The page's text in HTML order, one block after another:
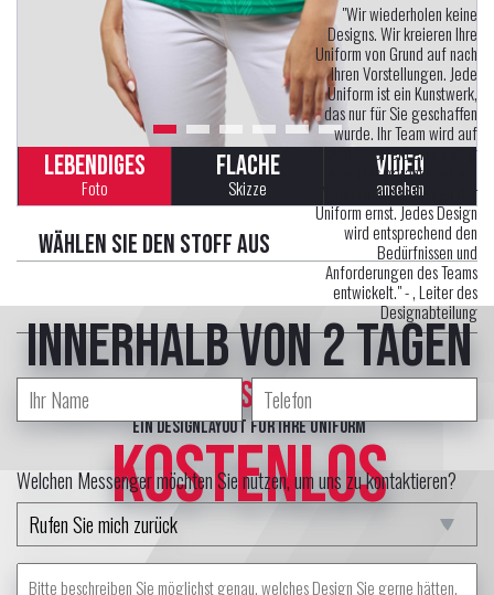
LEBENDIGES
Foto
FLACHE
Skizze
VIDEO
ansehen
Wählen Sie den Stoff aus
"Wir wiederholen keine
Designs. Wir kreieren Ihre
Uniform von Grund auf nach
Ihren Vorstellungen. Jede
Uniform ist ein Kunstwerk,
das nur für Sie geschaffen
wurde. Ihr Team wird auf
dem Spielfeld einzigartig
sein. Das garantieren wir!
Wir nehmen das Design der
Uniform ernst. Jedes Design
wird entsprechend den
Bedürfnissen und
Anforderungen des Teams
entwickelt." -, Leiter des
Designabteilung
innerhalb von 2 Tagen
erstellt professional Designer
ein Designlayout für Ihre Uniform
KOSTENLOS
Welchen Messenger möchten Sie nutzen, um uns zu kontaktieren?